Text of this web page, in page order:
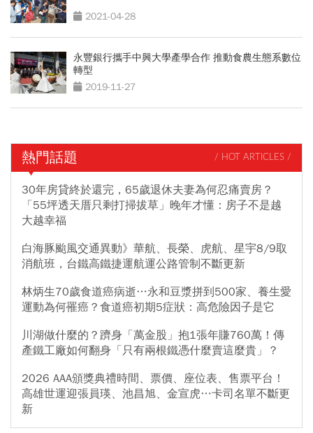
2021-04-28
永豐銀行攜手中興大學產學合作 推動食農生態系數位
轉型
2019-11-27
熱門話題 / HOT ARTICLES /
30年房貸終於還完，65歲退休夫妻為何忍痛賣房？
「55坪透天厝只剩打掃拔草」晚年才懂：房子不是越
大越幸福
白海豚颱風交通異動》華航、長榮、虎航、星宇8/9取
消航班，台鐵高鐵捷運航運公路管制不斷更新
林炳生70歲食道癌病逝…永和豆漿拼到500家、養生愛
運動為何罹癌？食道癌初期5症狀：高危險因子是它
川湖做什麼的？躋身「萬金股」抱1張年賺760萬！傳
產鐵工廠如何翻身「只有兩根鐵憑什麼賣這麼貴」？
2026 AAA頒獎典禮時間、票價、座位表、售票平台！
高雄世運迎張員瑛、池昌旭、金宣虎…卡司名單不斷更
新